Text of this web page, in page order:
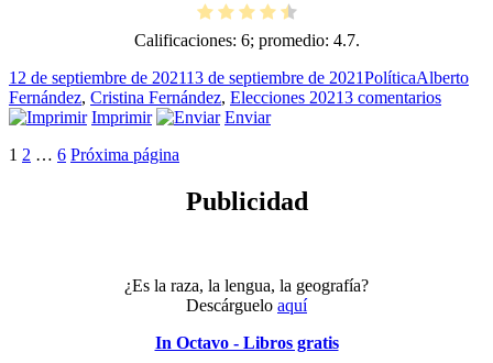
Calificaciones: 6; promedio: 4.7.
Publicado
el
12 de septiembre de 202113 de septiembre de 2021Categorías
PolíticaEtiquetas
Alberto
Fernández, Cristina Fernández, Elecciones 20213 comentariosen
Imprimir Enviar
Paginación
Página
1 Página
2 … Página
6 Próxima página
Publicidad
¿Es la raza, la lengua, la geografía?
Descárguelo aquí
In Octavo - Libros gratis